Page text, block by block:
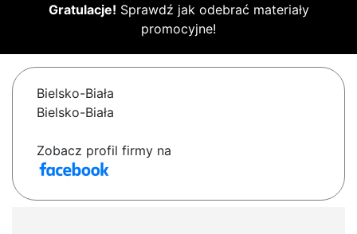
Gratulacje! Sprawdź jak odebrać materiały
promocyjne!
Bielsko-Biała
Bielsko-Biała
Zobacz profil firmy na